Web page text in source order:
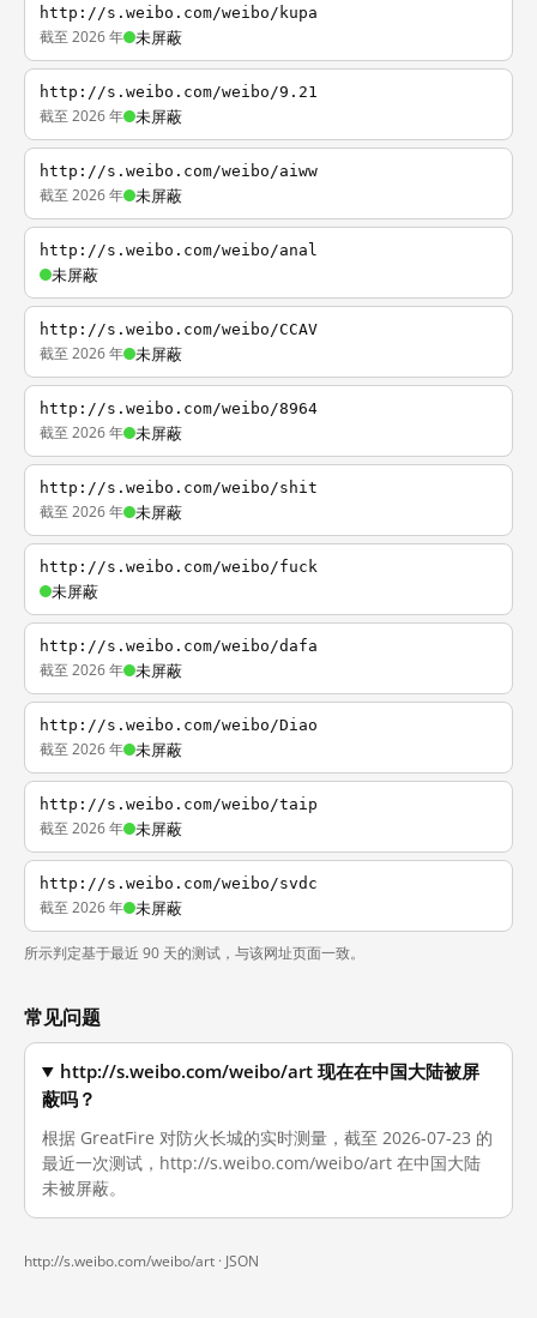
http://s.weibo.com/weibo/kupa
截至 2026 年 未屏蔽
http://s.weibo.com/weibo/9.21
截至 2026 年 未屏蔽
http://s.weibo.com/weibo/aiww
截至 2026 年 未屏蔽
http://s.weibo.com/weibo/anal
未屏蔽
http://s.weibo.com/weibo/CCAV
截至 2026 年 未屏蔽
http://s.weibo.com/weibo/8964
截至 2026 年 未屏蔽
http://s.weibo.com/weibo/shit
截至 2026 年 未屏蔽
http://s.weibo.com/weibo/fuck
未屏蔽
http://s.weibo.com/weibo/dafa
截至 2026 年 未屏蔽
http://s.weibo.com/weibo/Diao
截至 2026 年 未屏蔽
http://s.weibo.com/weibo/taip
截至 2026 年 未屏蔽
http://s.weibo.com/weibo/svdc
截至 2026 年 未屏蔽
所示判定基于最近 90 天的测试，与该网址页面一致。
常见问题
http://s.weibo.com/weibo/art 现在在中国大陆被屏
蔽吗？
根据 GreatFire 对防火长城的实时测量，截至 2026-07-23 的
最近一次测试，http://s.weibo.com/weibo/art 在中国大陆
未被屏蔽。
http://s.weibo.com/weibo/art · JSON